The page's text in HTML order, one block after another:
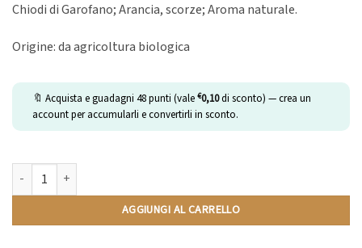
Chiodi di Garofano; Arancia, scorze; Aroma naturale.
Origine: da agricoltura biologica
🔖 Acquista e guadagni 48punti (vale €0,10di sconto) — crea un
account per accumularli e convertirli in sconto.
Infuso Cannella e Arancia | Compatibili Lavazza A Modo Mio | 16 Capsule
AGGIUNGI AL CARRELLO